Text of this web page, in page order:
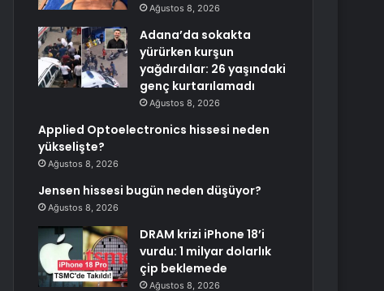
Ağustos 8, 2026
Adana’da sokakta
yürürken kurşun
yağdırdılar: 26 yaşındaki
genç kurtarılamadı
Ağustos 8, 2026
Applied Optoelectronics hissesi neden
yükselişte?
Ağustos 8, 2026
Jensen hissesi bugün neden düşüyor?
Ağustos 8, 2026
DRAM krizi iPhone 18’i
vurdu: 1 milyar dolarlık
çip beklemede
Ağustos 8, 2026